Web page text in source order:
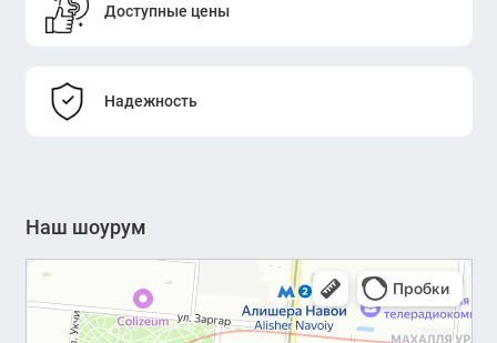
Доступные цены
Надежность
Наш шоурум